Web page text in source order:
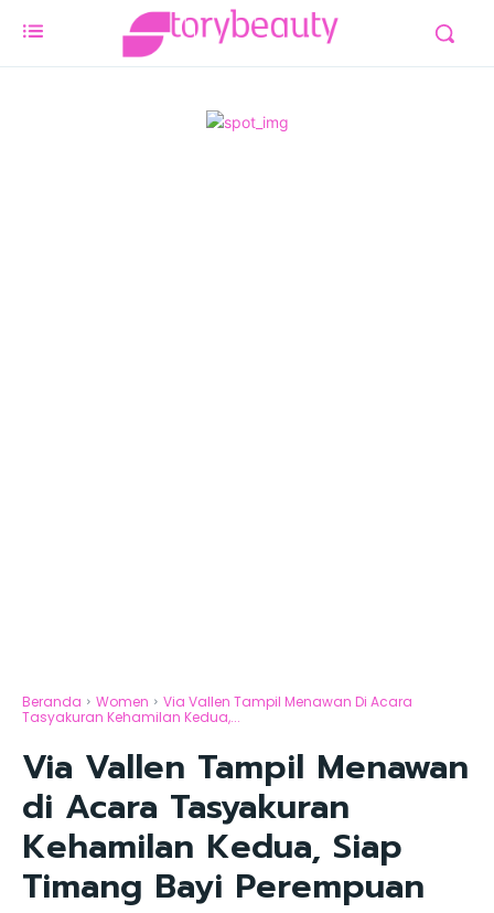
Beranda Women
Via Vallen Tampil Menawan Di Acara
Tasyakuran Kehamilan Kedua,...
Via Vallen Tampil Menawan
di Acara Tasyakuran
Kehamilan Kedua, Siap
Timang Bayi Perempuan